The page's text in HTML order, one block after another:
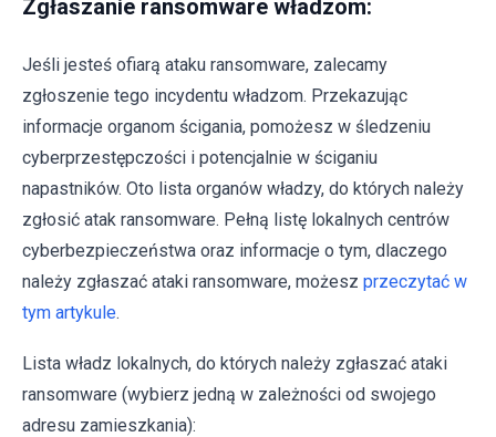
Zgłaszanie ransomware władzom:
Jeśli jesteś ofiarą ataku ransomware, zalecamy
zgłoszenie tego incydentu władzom. Przekazując
informacje organom ścigania, pomożesz w śledzeniu
cyberprzestępczości i potencjalnie w ściganiu
napastników. Oto lista organów władzy, do których należy
zgłosić atak ransomware. Pełną listę lokalnych centrów
cyberbezpieczeństwa oraz informacje o tym, dlaczego
należy zgłaszać ataki ransomware, możesz przeczytać w
tym artykule.
Lista władz lokalnych, do których należy zgłaszać ataki
ransomware (wybierz jedną w zależności od swojego
adresu zamieszkania):